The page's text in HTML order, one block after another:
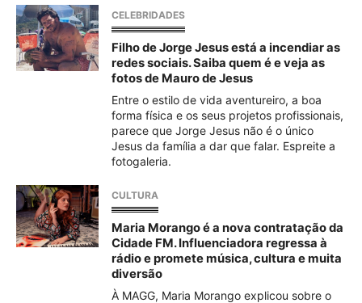
CELEBRIDADES
Filho de Jorge Jesus está a incendiar as
redes sociais. Saiba quem é e veja as
fotos de Mauro de Jesus
Entre o estilo de vida aventureiro, a boa
forma física e os seus projetos profissionais,
parece que Jorge Jesus não é o único
Jesus da família a dar que falar. Espreite a
fotogaleria.
CULTURA
Maria Morango é a nova contratação da
Cidade FM. Influenciadora regressa à
rádio e promete música, cultura e muita
diversão
À MAGG, Maria Morango explicou sobre o